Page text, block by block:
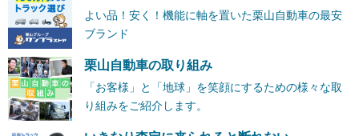
よい品！安く！機能に軸を置いた栗山自動車の最安
ブランド
栗山自動車の取り組み
「お客様」と「地球」を笑顔にするための様々な取
り組みをご紹介します。